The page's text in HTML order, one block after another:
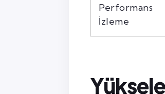
Performans
İzleme